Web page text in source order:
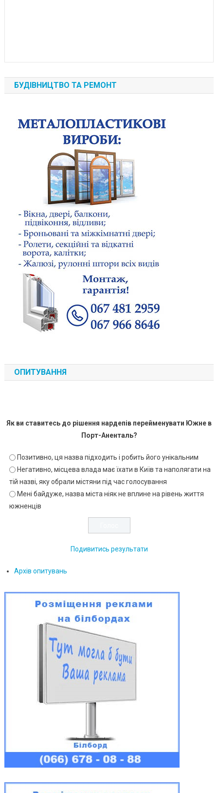
БУДІВНИЦТВО ТА РЕМОНТ
ОПИТУВАННЯ
Як ви ставитесь до рішення нардепів перейменувати Южне в
Порт-Аненталь?
Позитивно, ця назва підходить і робить його унікальним
Негативно, місцева влада має їхати в Київ та наполягати на
тій назві, яку обрали містяни під час голосування
Мені байдуже, назва міста ніяк не вплине на рівень життя
южненців
Подивитись результати
Архів опитувань